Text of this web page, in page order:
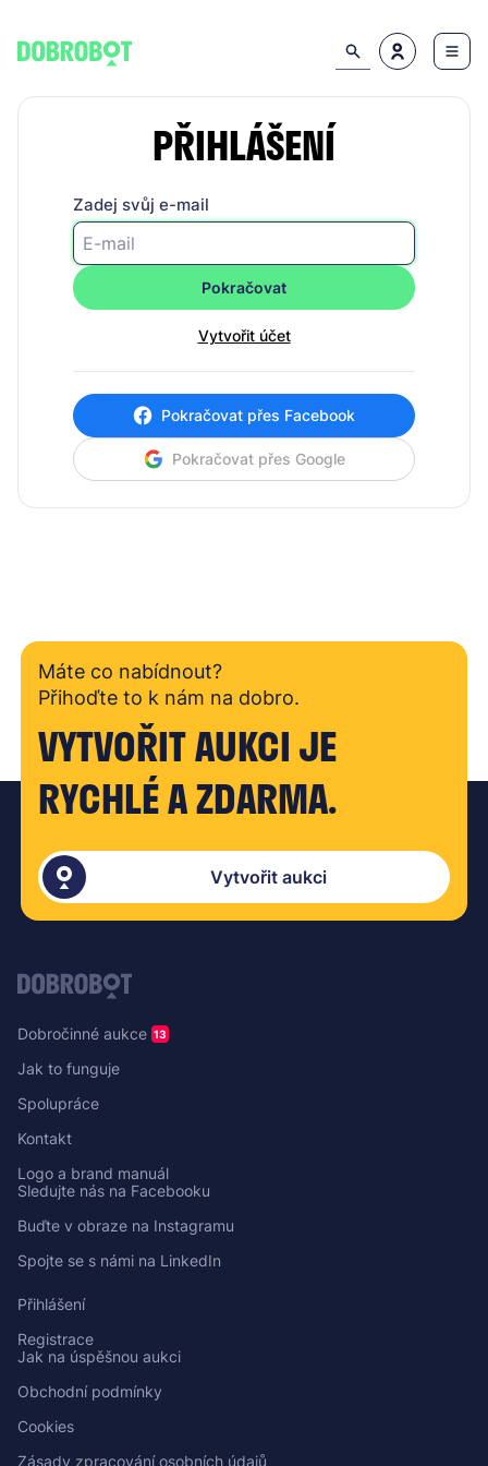
PŘIHLÁŠENÍ
Zadej svůj e-mail
Pokračovat
Vytvořit účet
Pokračovat přes Facebook
Pokračovat přes Google
Máte co nabídnout?
Přihoďte to k nám na dobro.
VYTVOŘIT AUKCI JE
RYCHLÉ A ZDARMA.
Vytvořit aukci
Dobročinné aukce 13
Jak to funguje
Spolupráce
Kontakt
Logo a brand manuál
Sledujte nás na Facebooku
Buďte v obraze na Instagramu
Spojte se s námi na LinkedIn
Přihlášení
Registrace
Jak na úspěšnou aukci
Obchodní podmínky
Cookies
Zásady zpracování osobních údajů